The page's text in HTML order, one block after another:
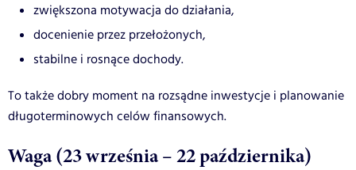
zwiększona motywacja do działania,
docenienie przez przełożonych,
stabilne i rosnące dochody.
To także dobry moment na rozsądne inwestycje i planowanie
długoterminowych celów finansowych.
Waga (23 września – 22 października)